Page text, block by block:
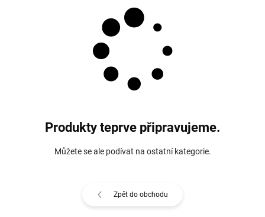
Produkty teprve připravujeme.
Můžete se ale podívat na ostatní kategorie.
Zpět do obchodu